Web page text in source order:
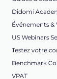
Didomi
Événements &
US Webinars
Testez votre
Benchmark
VPAT